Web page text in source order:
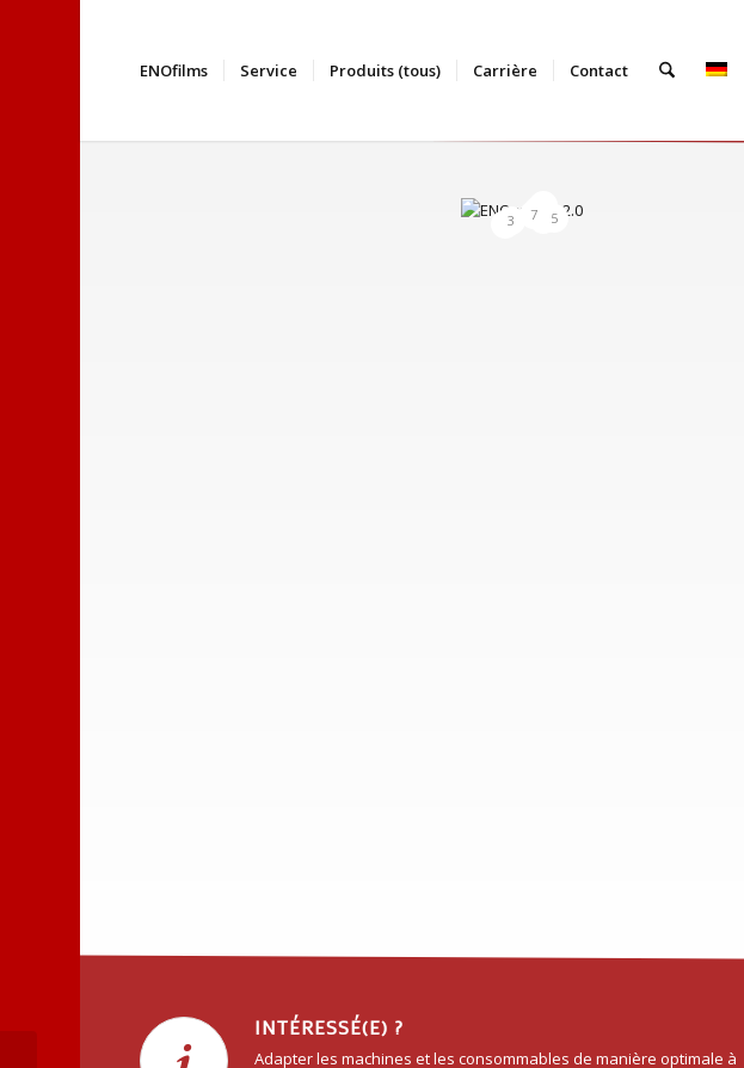
ENOfilms Service Produits (tous) Carrière Contact
23 5
6
7
INTÉRESSÉ(E) ?
Adapter les machines et les consommables de manière optimale à